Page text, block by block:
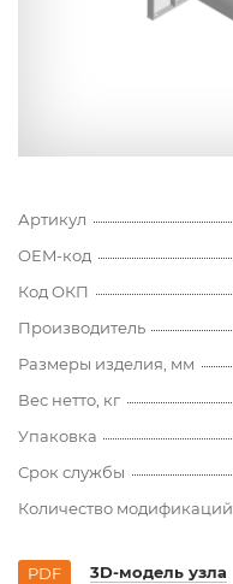
Артикул
OEM-код
Код ОКП
Производитель
Размеры изделия, мм
Вес нетто, кг
Упаковка
Срок службы
Количество модификаций
PDF 3D-модель узла